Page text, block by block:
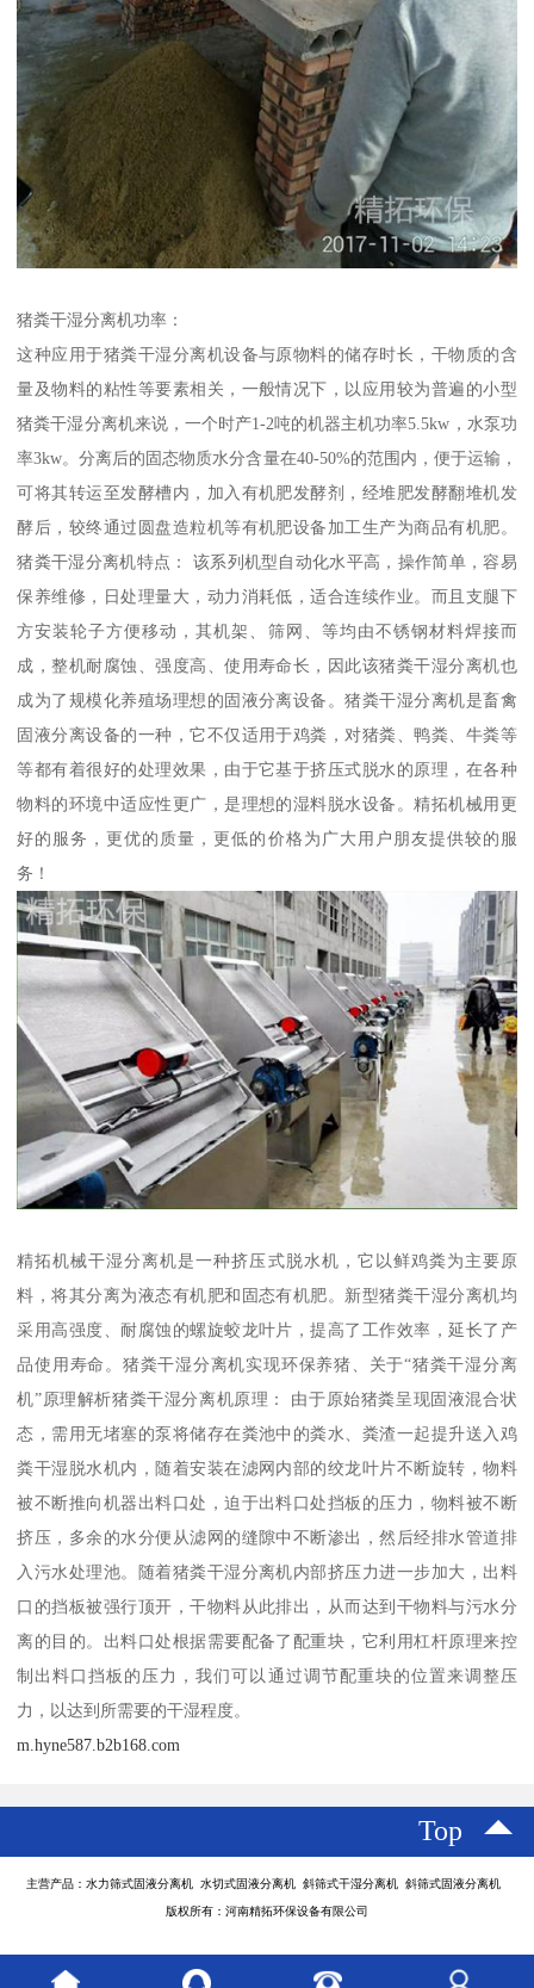
猪粪干湿分离机功率：
这种应用于猪粪干湿分离机设备与原物料的储存时长，干物质的含
量及物料的粘性等要素相关，一般情况下，以应用较为普遍的小型
猪粪干湿分离机来说，一个时产1-2吨的机器主机功率5.5kw，水泵功
率3kw。分离后的固态物质水分含量在40-50%的范围内，便于运输，
可将其转运至发酵槽内，加入有机肥发酵剂，经堆肥发酵翻堆机发
酵后，较终通过圆盘造粒机等有机肥设备加工生产为商品有机肥。
猪粪干湿分离机特点： 该系列机型自动化水平高，操作简单，容易
保养维修，日处理量大，动力消耗低，适合连续作业。而且支腿下
方安装轮子方便移动，其机架、筛网、等均由不锈钢材料焊接而
成，整机耐腐蚀、强度高、使用寿命长，因此该猪粪干湿分离机也
成为了规模化养殖场理想的固液分离设备。猪粪干湿分离机是畜禽
固液分离设备的一种，它不仅适用于鸡粪，对猪粪、鸭粪、牛粪等
等都有着很好的处理效果，由于它基于挤压式脱水的原理，在各种
物料的环境中适应性更广，是理想的湿料脱水设备。精拓机械用更
好的服务，更优的质量，更低的价格为广大用户朋友提供较的服
务！
精拓机械干湿分离机是一种挤压式脱水机，它以鲜鸡粪为主要原
料，将其分离为液态有机肥和固态有机肥。新型猪粪干湿分离机均
采用高强度、耐腐蚀的螺旋蛟龙叶片，提高了工作效率，延长了产
品使用寿命。猪粪干湿分离机实现环保养猪、关于“猪粪干湿分离
机”原理解析猪粪干湿分离机原理： 由于原始猪粪呈现固液混合状
态，需用无堵塞的泵将储存在粪池中的粪水、粪渣一起提升送入鸡
粪干湿脱水机内，随着安装在滤网内部的绞龙叶片不断旋转，物料
被不断推向机器出料口处，迫于出料口处挡板的压力，物料被不断
挤压，多余的水分便从滤网的缝隙中不断渗出，然后经排水管道排
入污水处理池。随着猪粪干湿分离机内部挤压力进一步加大，出料
口的挡板被强行顶开，干物料从此排出，从而达到干物料与污水分
离的目的。出料口处根据需要配备了配重块，它利用杠杆原理来控
制出料口挡板的压力，我们可以通过调节配重块的位置来调整压
力，以达到所需要的干湿程度。
m.hyne587.b2b168.com
Top
主营产品：水力筛式固液分离机 水切式固液分离机 斜筛式干湿分离机 斜筛式固液分离机
版权所有：河南精拓环保设备有限公司